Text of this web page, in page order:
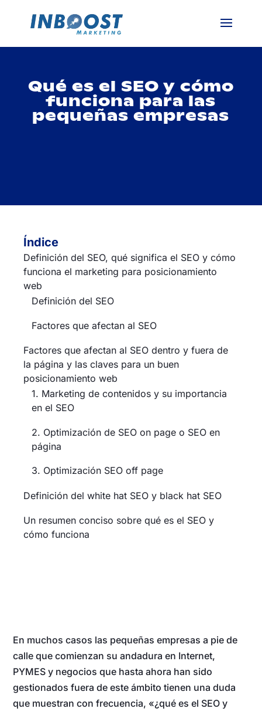
Qué es el SEO y cómo
funciona para las
pequeñas empresas
Índice
Definición del SEO, qué significa el SEO y cómo
funciona el marketing para posicionamiento
web
Definición del SEO
Factores que afectan al SEO
Factores que afectan al SEO dentro y fuera de
la página y las claves para un buen
posicionamiento web
1. Marketing de contenidos y su importancia
en el SEO
2. Optimización de SEO on page o SEO en
página
3. Optimización SEO off page
Definición del white hat SEO y black hat SEO
Un resumen conciso sobre qué es el SEO y
cómo funciona
En muchos casos las pequeñas empresas a pie de
calle que comienzan su andadura en Internet,
PYMES y negocios que hasta ahora han sido
gestionados fuera de este ámbito tienen una duda
que muestran con frecuencia, «¿qué es el SEO y